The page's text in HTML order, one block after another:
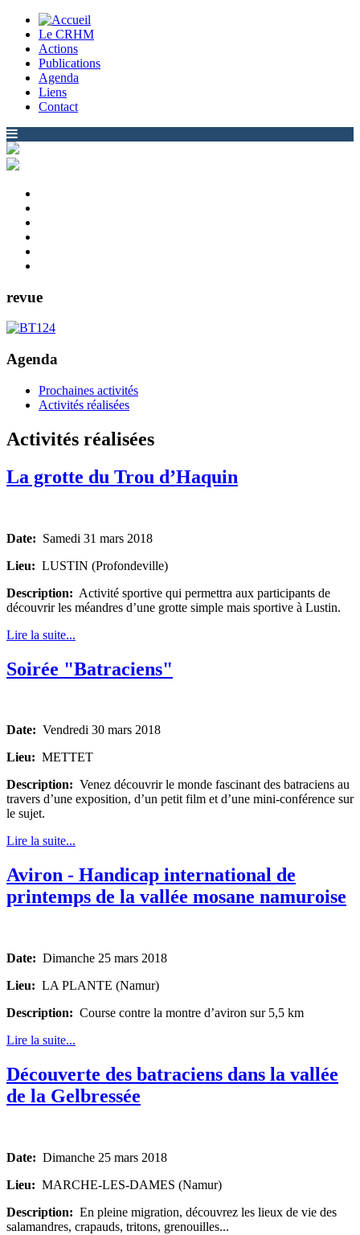
Le CRHM
Actions
Publications
Agenda
Liens
Contact
revue
Agenda
Prochaines activités
Activités réalisées
Activités réalisées
La grotte du Trou d’Haquin
Date: Samedi 31 mars 2018
Lieu: LUSTIN (Profondeville)
Description: Activité sportive qui permettra aux participants de
découvrir les méandres d’une grotte simple mais sportive à Lustin.
Lire la suite...
Soirée "Batraciens"
Date: Vendredi 30 mars 2018
Lieu: METTET
Description: Venez découvrir le monde fascinant des batraciens au
travers d’une exposition, d’un petit film et d’une mini-conférence sur
le sujet.
Lire la suite...
Aviron - Handicap international de
printemps de la vallée mosane namuroise
Date: Dimanche 25 mars 2018
Lieu: LA PLANTE (Namur)
Description: Course contre la montre d’aviron sur 5,5 km
Lire la suite...
Découverte des batraciens dans la vallée
de la Gelbressée
Date: Dimanche 25 mars 2018
Lieu: MARCHE-LES-DAMES (Namur)
Description: En pleine migration, découvrez les lieux de vie des
salamandres, crapauds, tritons, grenouilles...